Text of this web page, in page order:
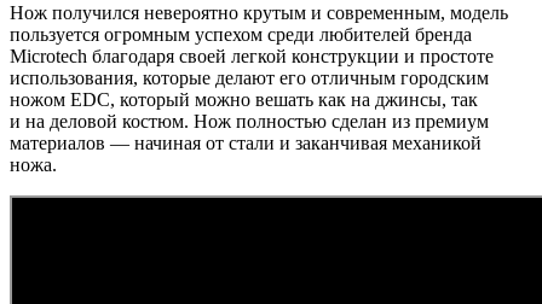
Нож получился невероятно крутым и современным, модель
пользуется огромным успехом среди любителей бренда
Microtech благодаря своей легкой конструкции и простоте
использования, которые делают его отличным городским
ножом EDC, который можно вешать как на джинсы, так
и на деловой костюм. Нож полностью сделан из премиум
материалов — начиная от стали и заканчивая механикой
ножа.